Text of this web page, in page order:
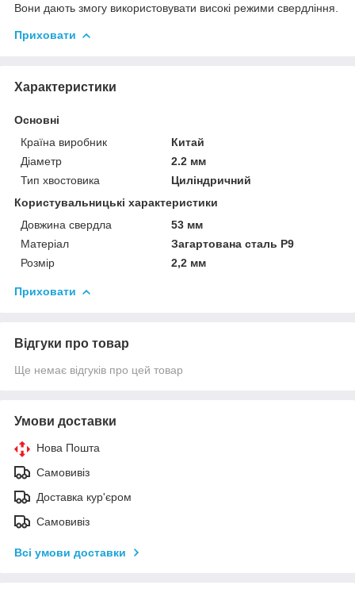
Вони дають змогу використовувати високі режими свердління.
Приховати
Характеристики
Основні
Країна виробник
Китай
Діаметр
2.2 мм
Тип хвостовика
Циліндричний
Користувальницькі характеристики
Довжина свердла
53 мм
Матеріал
Загартована сталь Р9
Розмір
2,2 мм
Приховати
Відгуки про товар
Ще немає відгуків про цей товар
Умови доставки
Нова Пошта
Самовивіз
Доставка кур'єром
Самовивіз
Всі умови доставки